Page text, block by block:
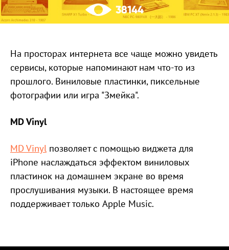
38144
На просторах интернета все чаще можно увидеть
сервисы, которые напоминают нам что-то из
прошлого. Виниловые пластинки, пиксельные
фотографии или игра "Змейка".
MD Vinyl
MD Vinyl позволяет с помощью виджета для
iPhone наслаждаться эффектом виниловых
пластинок на домашнем экране во время
прослушивания музыки. В настоящее время
поддерживает только Apple Music.